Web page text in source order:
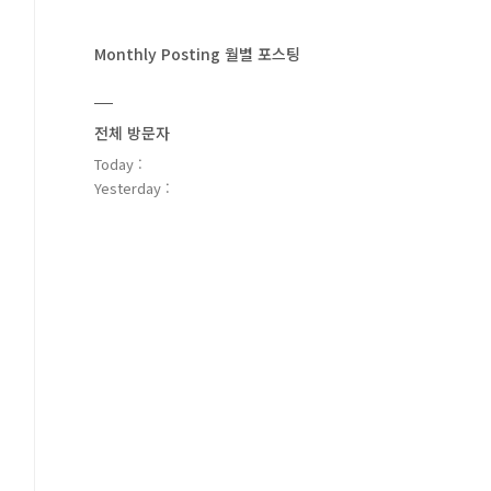
Monthly Posting 월별 포스팅
전체 방문자
Today :
Yesterday :